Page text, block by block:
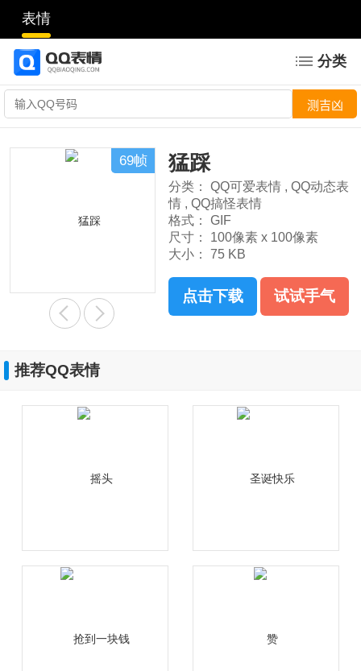
表情
分类
69帧 猛踩
分类： QQ可爱表情 , QQ动态表
情 , QQ搞怪表情
格式：
GIF
尺寸：
100像素 x 100像素
大小：
75 KB
点击下载 试试手气
推荐QQ表情